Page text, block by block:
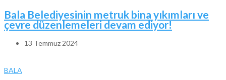
Bala Belediyesinin metruk bina yıkımları ve
çevre düzenlemeleri devam ediyor!
13 Temmuz 2024
BALA